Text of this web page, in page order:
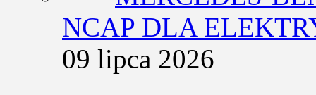
NCAP DLA
09 lipca 2026